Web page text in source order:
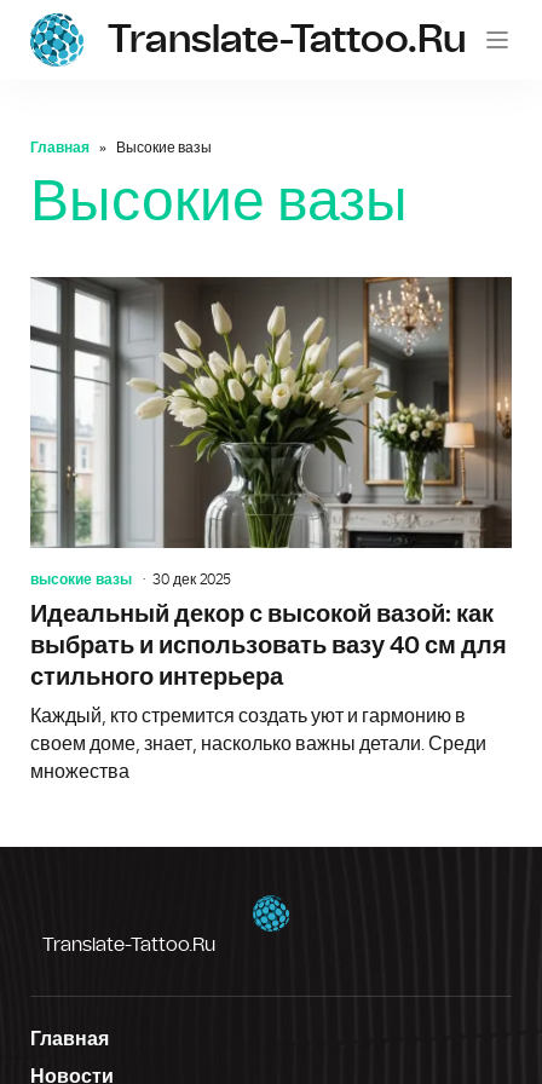
Translate-Tattoo.ru
Главная Высокие вазы
Высокие вазы
высокие вазы 30 дек 2025
Идеальный декор с высокой вазой: как
выбрать и использовать вазу 40 см для
стильного интерьера
Каждый, кто стремится создать уют и гармонию в
своем доме, знает, насколько важны детали. Среди
множества
Translate-Tattoo.ru
Главная
Новости